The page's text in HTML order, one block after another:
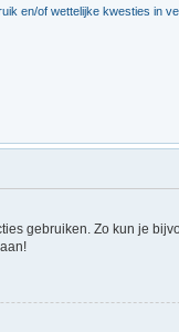
en/of wettelijke kwesties in
gebruiken. Zo kun je